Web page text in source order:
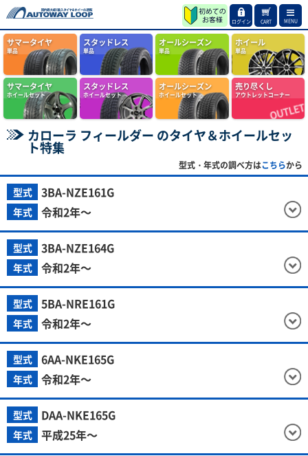
ログイン CART MENU
サマータイヤ
単品
スタッドレス
単品
オールシーズン
単品
ホイール
単品
サマータイヤ
ホイールセット
スタッドレス
ホイールセット
オールシーズン
ホイールセット
売り尽くし
アウトレットコーナー
カローラ フィールダー のタイヤ＆ホイールセッ
ト特集
型式・年式の調べ方はこちらから
型式 3BA-NZE161G
年式 令和2年～
型式 3BA-NZE164G
年式 令和2年～
型式 5BA-NRE161G
年式 令和2年～
型式 6AA-NKE165G
年式 令和2年～
型式 DAA-NKE165G
年式 平成25年～